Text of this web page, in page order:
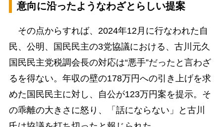
意向に沿ったようなわざとらしい提案
その点からすれば、2024年12月に行なわれた自
民、公明、国民民主の3党協議における、古川元久
国民民主党税調会長の対応は“悪手”だったと言わざ
るを得ない。年収の壁の178万円への引き上げを求
めた国民民主に対し、自公が123万円案を提示。そ
の乖離の大きさに怒り、「話にならない」と古川